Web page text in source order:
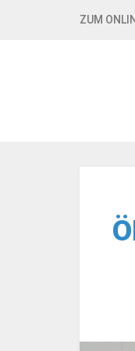
ZUM